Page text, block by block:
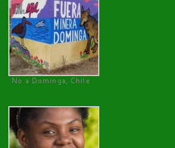
No a Dominga, Chile